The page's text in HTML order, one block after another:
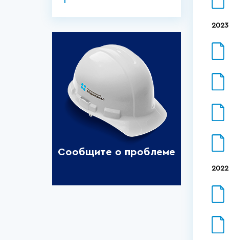
Сообщите о проблеме